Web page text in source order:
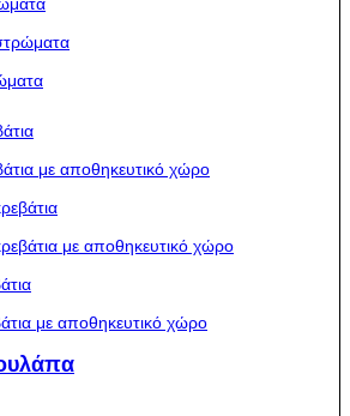
με αποθηκευτικό χώρο
με αποθηκευτικό χώρο
με αποθηκευτικό χώρο